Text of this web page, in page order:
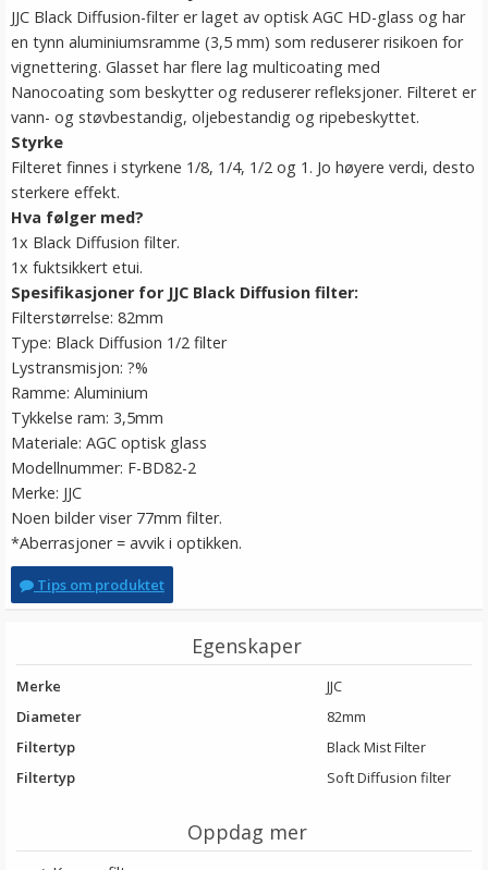
JJC Black Diffusion-filter er laget av optisk AGC HD-glass og har
en tynn aluminiumsramme (3,5 mm) som reduserer risikoen for
vignettering. Glasset har flere lag multicoating med
Nanocoating som beskytter og reduserer refleksjoner. Filteret er
vann- og støvbestandig, oljebestandig og ripebeskyttet.
Styrke
Filteret finnes i styrkene 1/8, 1/4, 1/2 og 1. Jo høyere verdi, desto
sterkere effekt.
Hva følger med?
1x Black Diffusion filter.
1x fuktsikkert etui.
Spesifikasjoner for JJC Black Diffusion filter:
Filterstørrelse: 82mm
Type: Black Diffusion 1/2 filter
Lystransmisjon: ?%
Ramme: Aluminium
Tykkelse ram: 3,5mm
Materiale: AGC optisk glass
Modellnummer: F-BD82-2
Merke: JJC
Noen bilder viser 77mm filter.
*Aberrasjoner = avvik i optikken.
Tips om produktet
Egenskaper
Merke
JJC
Diameter
82mm
Filtertyp
Black Mist Filter
Filtertyp
Soft Diffusion filter
Oppdag mer